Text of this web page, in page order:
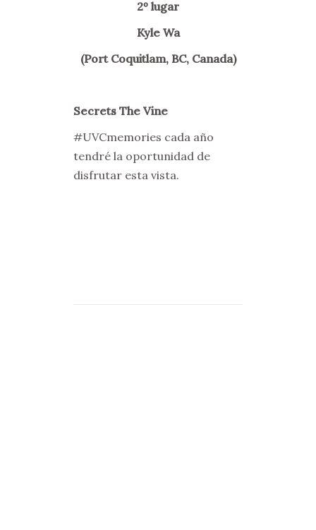
2º lugar
Kyle Wa
(Port Coquitlam, BC, Canada)
Secrets The Vine
#UVCmemories cada año
tendré la oportunidad de
disfrutar esta vista.